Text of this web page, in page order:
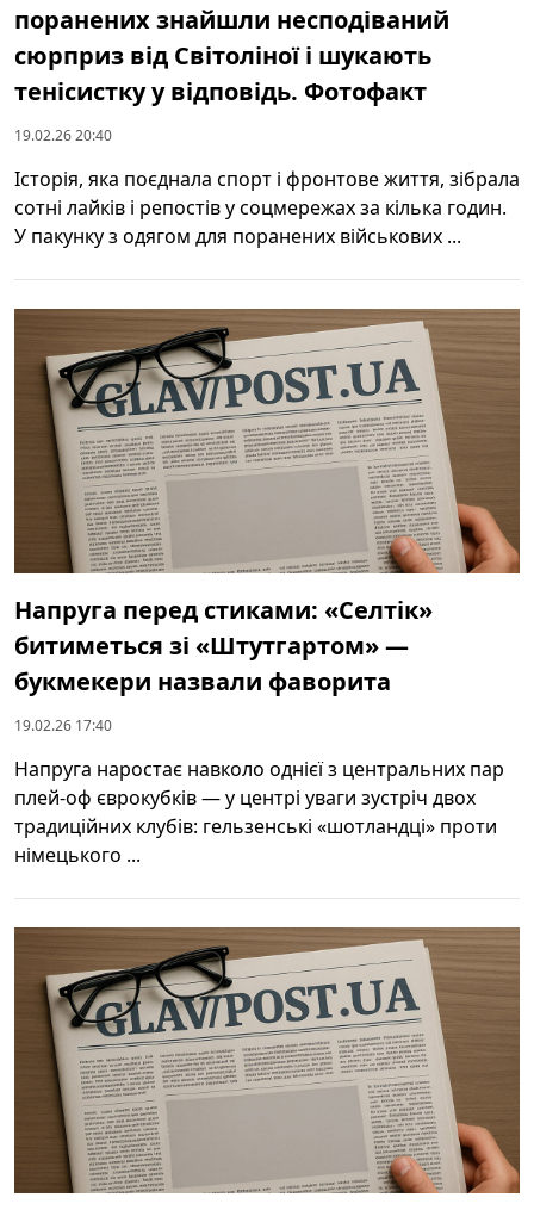
поранених знайшли несподіваний
сюрприз від Світоліної і шукають
тенісистку у відповідь. Фотофакт
19.02.26 20:40
Історія, яка поєднала спорт і фронтове життя, зібрала
сотні лайків і репостів у соцмережах за кілька годин.
У пакунку з одягом для поранених військових ...
Напруга перед стиками: «Селтік»
битиметься зі «Штутгартом» —
букмекери назвали фаворита
19.02.26 17:40
Напруга наростає навколо однієї з центральних пар
плей‑оф єврокубків — у центрі уваги зустріч двох
традиційних клубів: гельзенські «шотландці» проти
німецького ...